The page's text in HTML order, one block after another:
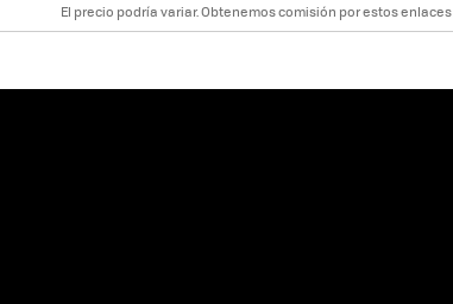
El precio podría variar. Obtenemos comisión por estos enlaces